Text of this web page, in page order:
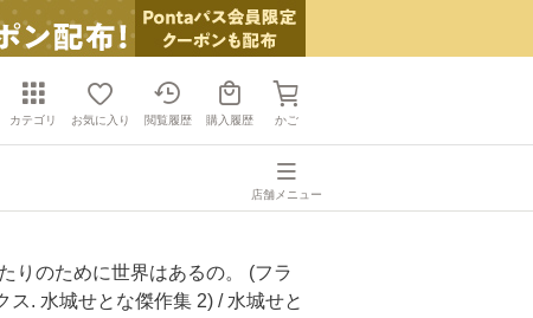
カテゴリ お気に入り 閲覧履歴 購入履歴 かご
店舗メニュー
りのために世界はあるの。 (フラ
ス. 水城せとな傑作集 2) / 水城せと